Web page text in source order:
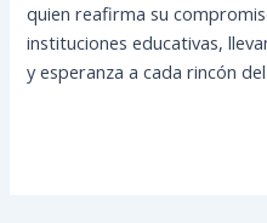
quien reafirma su
instituciones educativas,
y esperanza a cada rincón